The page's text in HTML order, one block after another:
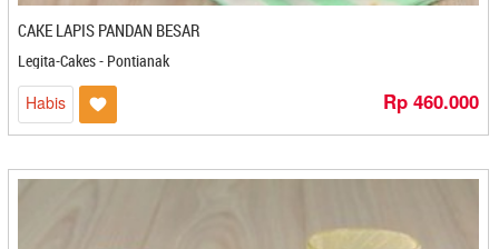
Pempek Sumsel - Jambi
Pempek Tarisa - Bandar Lampung
Perusahaan Cita Rasa - Bengkulu
PESONA Express
PESONA FRESH DELIVERY
Pia Argasari - Tegal
CAKE LAPIS PANDAN BESAR
Legita-Cakes - Pontianak
Habis Rp 460.000